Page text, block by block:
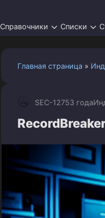
Справочники Списки
Главная страница »
SEC-12753 года